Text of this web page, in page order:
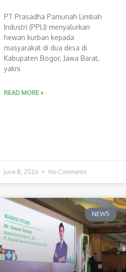
PT Prasadha Pamunah Limbah
Industri (PPLI) menyalurkan
hewan kurban kepada
masyarakat di dua desa di
Kabupaten Bogor, Jawa Barat,
yakni
READ MORE »
June 8, 2026 No Comments
NEWS